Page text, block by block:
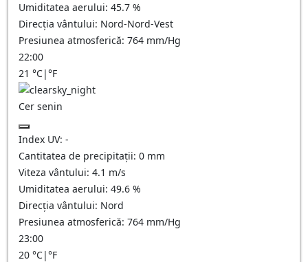
Umiditatea aerului: 45.7 %
Direcția vântului: Nord-Nord-Vest
Presiunea atmosferică: 764 mm/Hg
22:00
21 °C|°F
Cer senin
Index UV: -
Cantitatea de precipitații: 0 mm
Viteza vântului: 4.1 m/s
Umiditatea aerului: 49.6 %
Direcția vântului: Nord
Presiunea atmosferică: 764 mm/Hg
23:00
20 °C|°F